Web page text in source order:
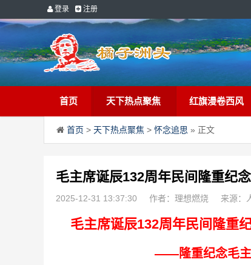
登录 注册
首页 天下热点聚焦 红旗漫卷西风
首页 > 天下热点聚焦 > 怀念追思 » 正文
毛主席诞辰132周年民间隆重纪
2025-12-31 13:37:30 作者：理想燃烧 来源：
毛主席诞辰132周年民间隆重
——隆重纪念毛主